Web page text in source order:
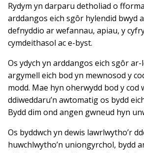
Rydym yn darparu detholiad o
arddangos eich sgôr hylendid bwyd
defnyddio ar wefannau, apiau, y
cymdeithasol ac e-byst.
Os ydych yn arddangos eich sgôr
argymell eich bod yn mewnosod y
modd. Mae hyn oherwydd bod y cod
ddiweddaru’n awtomatig os bydd
Bydd dim ond angen gwneud hyn
Os byddwch yn dewis lawrlwytho’r
huwchlwytho’n uniongyrchol, bydd